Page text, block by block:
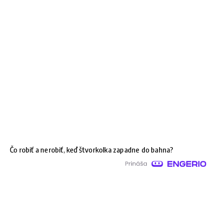
Čo robiť a nerobiť, keď štvorkolka zapadne do bahna?